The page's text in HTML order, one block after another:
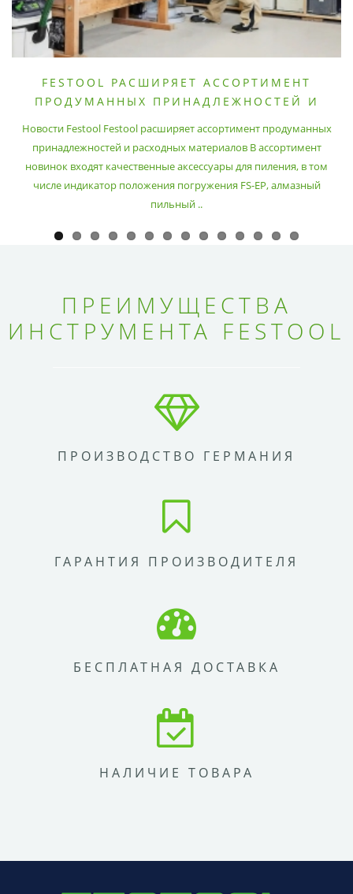
FESTOOL РАСШИРЯЕТ АССОРТИМЕНТ
ПРОДУМАННЫХ ПРИНАДЛЕЖНОСТЕЙ И
Новости Festool Festool расширяет ассортимент продуманных
принадлежностей и расходных материалов В ассортимент
новинок входят качественные аксессуары для пиления, в том
числе индикатор положения погружения FS-EP, алмазный
пильный ..
ПРЕИМУЩЕСТВА
ИНСТРУМЕНТА FESTOOL
ПРОИЗВОДСТВО ГЕРМАНИЯ
ГАРАНТИЯ ПРОИЗВОДИТЕЛЯ
БЕСПЛАТНАЯ ДОСТАВКА
НАЛИЧИЕ ТОВАРА